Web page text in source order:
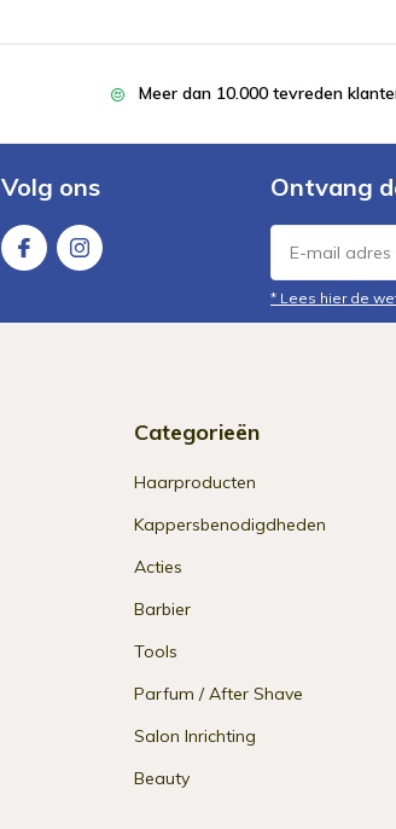
Meer dan 10.000 tevreden
Volg ons Ontvang
* Lees hier de
Categorieën
Haarproducten
Kappersbenodigdheden
Acties
Barbier
Tools
Parfum / After Shave
Salon Inrichting
Beauty